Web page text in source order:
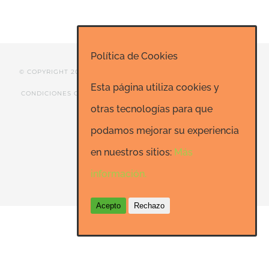
© COPYRIGHT 2020 ESCUELA DE RISOTERAPIA DE MADRID |
CONDICIONES GENERALES|CONTACTO|SEO: Informatica-
24h.net
FacebookLinkedIn
Política de Cookies
Esta página utiliza cookies y
otras tecnologías para que
podamos mejorar su experiencia
en nuestros sitios: Más
información.
Acepto Rechazo